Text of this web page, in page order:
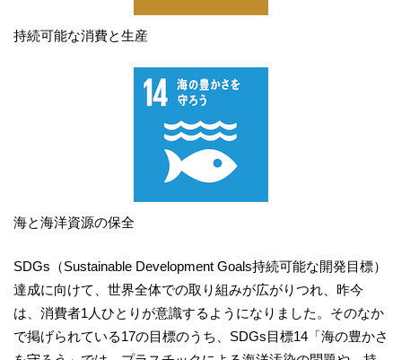
持続可能な消費と生産
海と海洋資源の保全
SDGs（Sustainable Development Goals持続可能な開発目標）
達成に向けて、世界全体での取り組みが広がりつれ、昨今
は、消費者1人ひとりが意識するようになりました。そのなか
で掲げられている17の目標のうち、SDGs目標14「海の豊かさ